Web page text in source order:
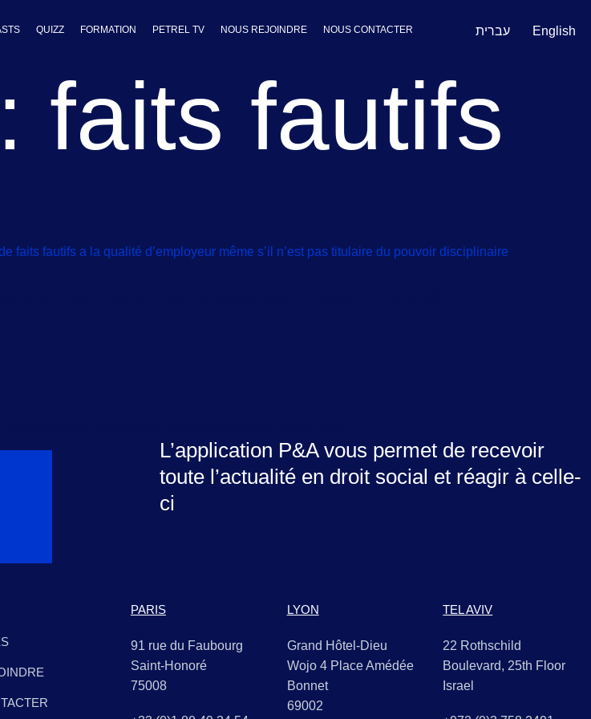
QUIZZ FORMATION PETREL TV NOUS REJOINDRE NOUS CONTACTER עברית English
faits fautifs
fautifs a la qualité d’employeur même s’il n’est pas titulaire du pouvoir disciplinaire
L’application P&A vous permet de recevoir
toute l’actualité en droit social et réagir à celle-
ci
PARIS
91 rue du Faubourg
Saint-Honoré
75008
LYON
Grand Hôtel-Dieu
Wojo 4 Place Amédée
Bonnet
69002
TEL AVIV
22 Rothschild
Boulevard, 25th Floor
Israel